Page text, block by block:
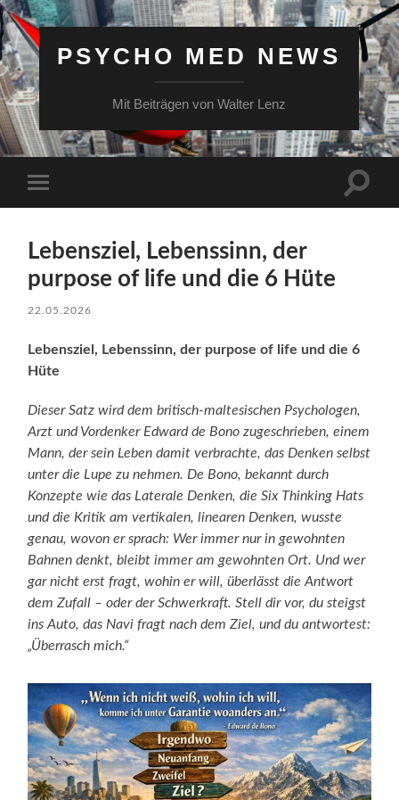
PSYCHO MED NEWS
Mit Beiträgen von Walter Lenz
Menü
Lebensziel, Lebenssinn, der
purpose of life und die 6 Hüte
22.05.2026
Lebensziel, Lebenssinn, der purpose of life und die 6
Hüte
Dieser Satz wird dem britisch-maltesischen Psychologen,
Arzt und Vordenker Edward de Bono zugeschrieben, einem
Mann, der sein Leben damit verbrachte, das Denken selbst
unter die Lupe zu nehmen. De Bono, bekannt durch
Konzepte wie das Laterale Denken, die Six Thinking Hats
und die Kritik am vertikalen, linearen Denken, wusste
genau, wovon er sprach: Wer immer nur in gewohnten
Bahnen denkt, bleibt immer am gewohnten Ort. Und wer
gar nicht erst fragt, wohin er will, überlässt die Antwort
dem Zufall – oder der Schwerkraft. Stell dir vor, du steigst
ins Auto, das Navi fragt nach dem Ziel, und du antwortest:
„Überrasch mich.“